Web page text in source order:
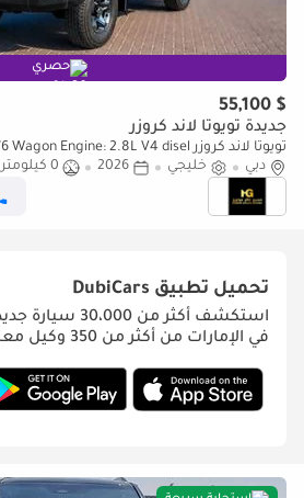
حصري
$ 55,100
جديدة تويوتا لاند كروزر
تويوتا لاند كروزر Toyota Land Cruiser 76 Wagon Engine: 2.8L V4 disel
دبي
خليجي 2026
0 كيلومتر
تحميل تطبيق DubiCars
استكشف أكثر من
في الإمارات من أكثر من 350 وكيل معتمد.